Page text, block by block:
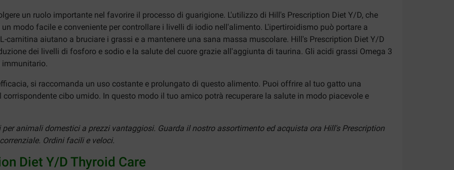
un ruolo importante nel favorire il processo di guarigione. L'utilizzo di Hill's Prescription Diet Y/D, che
modo facile e conveniente per controllare i livelli di iodio nell'alimento. L'ipertiroidismo può portare a
aiutano a bruciare i grassi e a mantenere una sana massa muscolare. Hill's Prescription Diet Y/D
dei livelli di fosforo e sodio e la salute del cuore grazie all'aggiunta di taurina. Gli acidi grassi Omega 3
immunitario.
si raccomanda un uso costante e prolungato di questo alimento. Puoi offrire al tuo gatto una
cibo umido. In questo modo il tuo amico potrà recuperare la salute in modo piacevole e
animali domestici a prezzi vantaggiosi. Guarda il nostro assortimento ed acquista ora Hill's Prescription
Ordini facili e veloci.
Diet Y/D Thyroid Care